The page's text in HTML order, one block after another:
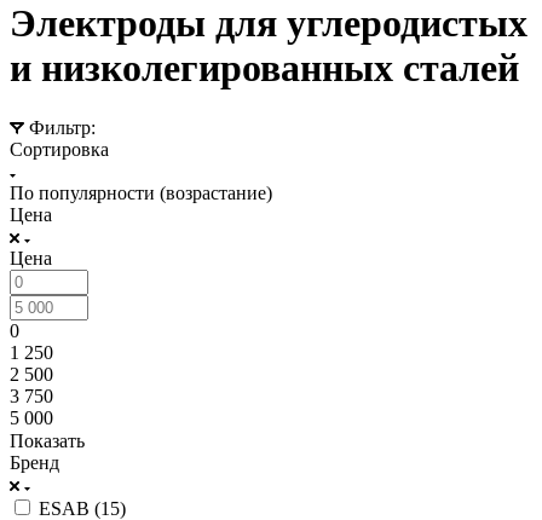
Электроды для углеродистых
и низколегированных сталей
Фильтр:
Сортировка
По популярности (возрастание)
Цена
Цена
0
1 250
2 500
3 750
5 000
Показать
Бренд
ESAB (15)